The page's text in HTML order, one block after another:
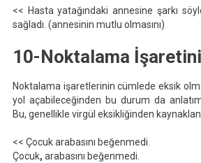
<< Hasta yatağındaki annesine şarkı
sağladı. (annesinin mutlu olmasını)
10-Noktalama
Noktalama işaretlerinin cümlede eksik
yol açabileceğinden bu durum da
Bu, genellikle virgül eksikliğinden
<< Çocuk arabasını beğenmedi.
Çocuk, arabasını beğenmedi.